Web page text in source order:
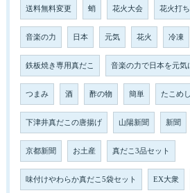
送料無料変更 蛸 花火大会 花火打
音楽の力 日本 元気 花火 冷凍
鉄板焼き専用真だこ 音楽の力で日本を元気
つまみ 酒 酢の物 簡単 たこめし
下津井真だこの唐揚げ 山陽新聞 新聞
京都新聞 お土産 真だこ3品セット
味付けやわらか真だこ5袋セット EX大衆